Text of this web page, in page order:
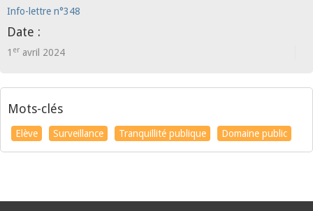
Info-lettre n°348
Date :
1 er avril 2024
Mots-clés
Elève Surveillance Tranquillité publique Domaine public